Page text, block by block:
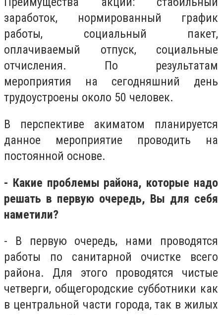
заработок, нормированный график
работы, социальный пакет,
оплачиваемый отпуск, социальные
отчисления. По результатам
мероприятия на сегодняшний день
трудоустроены около 50 человек.
В перспективе акиматом планируется
данное мероприятие проводить на
постоянной основе.
- Какие проблемы района, которые надо
решать в первую очередь, Вы для себя
наметили?
- В первую очередь, нами проводятся
работы по санитарной очистке всего
района. Для этого проводятся чистые
четверги, общегородские субботники как
в центральной части города, так в жилых